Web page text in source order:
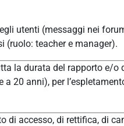
utenti (messaggi nei
(ruolo: teacher e manager).
la durata del rapporto e/
a 20 anni), per
di accesso, di rettifica, di